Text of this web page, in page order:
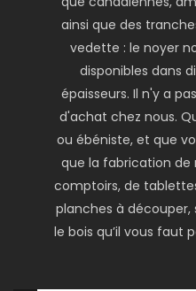
ainsi que des
vedette : le noyer
disponibles dans
épaisseurs. Il n'y a
d'achat chez nous.
ou ébéniste, et que
que la fabrication de
comptoirs, de
planches à découper,
le bois qu’il vous faut